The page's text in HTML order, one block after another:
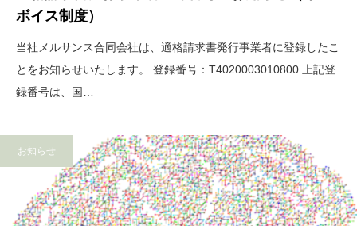
ボイス制度）
当社メルサンス合同会社は、適格請求書発行事業者に登録したこ
とをお知らせいたします。 登録番号：T4020003010800 上記登
録番号は、国…
お知らせ